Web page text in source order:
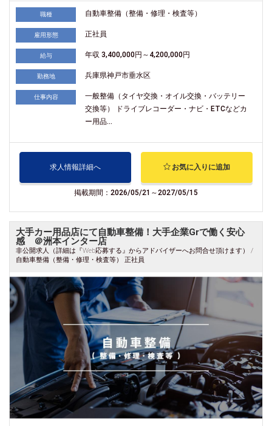
職種 自動車整備（整備・修理・検査等）
雇用形態 正社員
給与 年収 3,400,000円～4,200,000円
勤務地 兵庫県神戸市垂水区
仕事内容
一般整備（タイヤ交換・オイル交換・バッテリー
交換等） ドライブレコーダー・ナビ・ETCなどカ
ー用品...
求人情報詳細へ お気に入りに追加
掲載期間：2026/05/21～2027/05/15
大手カー用品店にて自動車整備！大手企業Grで働く安心
感 ＠洲本インター店
非公開求人（詳細は『Web応募する』からアドバイザーへお問合せ頂けます） /
自動車整備（整備・修理・検査等） 正社員